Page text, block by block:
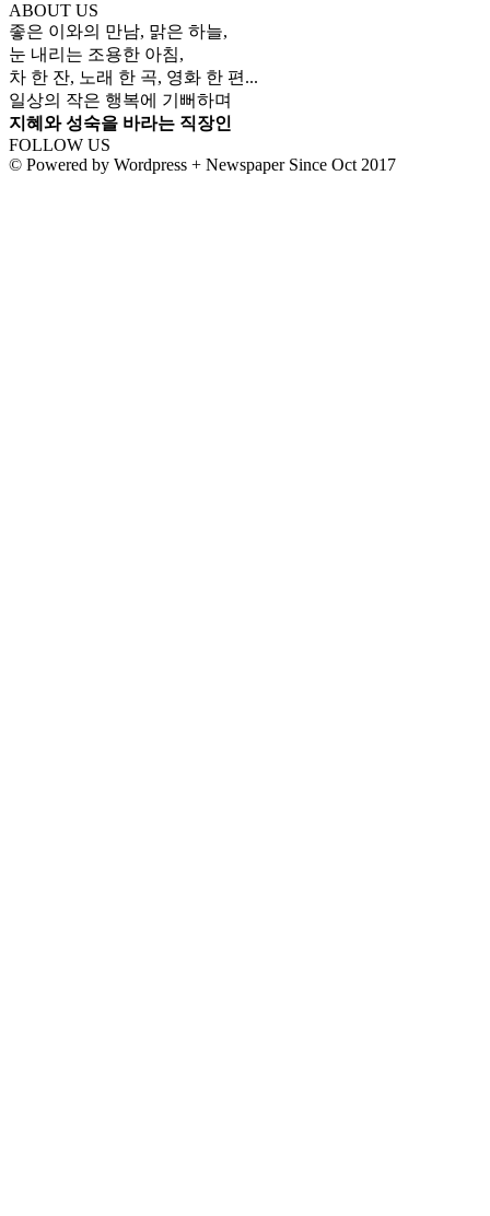
ABOUT US
좋은 이와의 만남, 맑은 하늘,
눈 내리는 조용한 아침,
차 한 잔, 노래 한 곡, 영화 한 편...
일상의 작은 행복에 기뻐하며
지혜와 성숙을 바라는 직장인
FOLLOW US
© Powered by Wordpress + Newspaper Since Oct 2017